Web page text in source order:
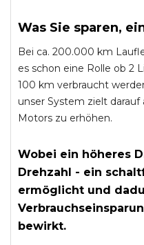
Was Sie sparen,
Bei ca. 200.000 km
es schon eine Rolle ob 2
100 km verbraucht
unser System zielt
Motors zu erhöhen.
Wobei ein höheres
Drehzahl - ein
ermöglicht und
bewirkt.